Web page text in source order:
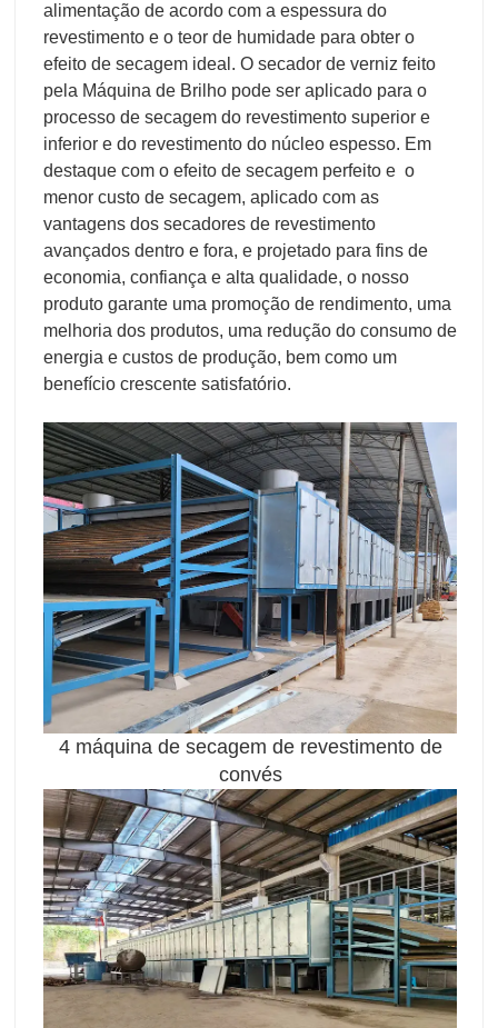
alimentação de acordo com a espessura do
revestimento e o teor de humidade para obter o
efeito de secagem ideal. O secador de verniz feito
pela Máquina de Brilho pode ser aplicado para o
processo de secagem do revestimento superior e
inferior e do revestimento do núcleo espesso. Em
destaque com o efeito de secagem perfeito e o
menor custo de secagem, aplicado com as
vantagens dos secadores de revestimento
avançados dentro e fora, e projetado para fins de
economia, confiança e alta qualidade, o nosso
produto garante uma promoção de rendimento, uma
melhoria dos produtos, uma redução do consumo de
energia e custos de produção, bem como um
benefício crescente satisfatório.
4 máquina de secagem de revestimento de
convés